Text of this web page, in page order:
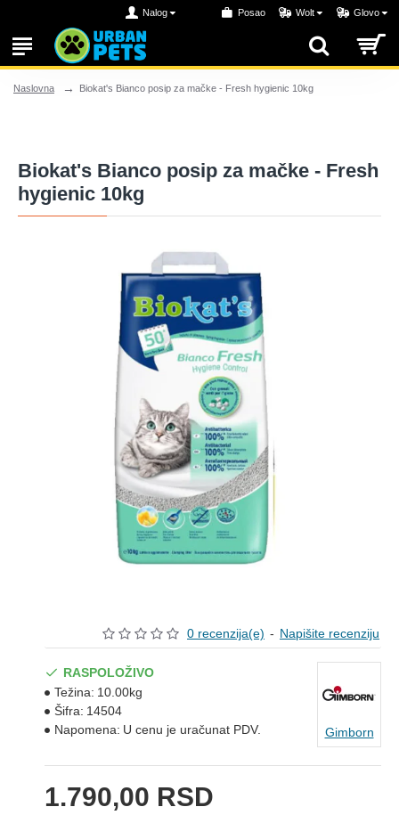
Nalog Posao Wolt Glovo
Naslovna Biokat's Bianco posip za mačke - Fresh hygienic 10kg
Biokat's Bianco posip za mačke - Fresh
hygienic 10kg
0 recenzija(e) - Napišite recenziju
1.790,00 RSD
RASPOLOŽIVO
Težina: 10.00kg
Šifra: 14504
Napomena: U cenu je uračunat PDV. Gimborn